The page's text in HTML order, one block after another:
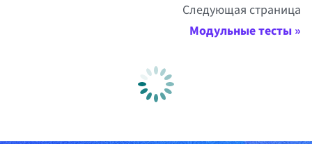
Следующая страница
Модульные тесты